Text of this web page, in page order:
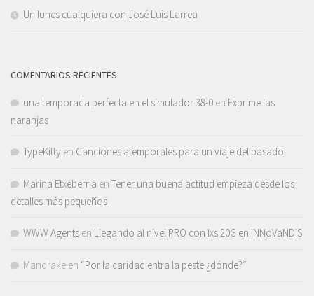
Un lunes cualquiera con José Luis Larrea
COMENTARIOS RECIENTES
una temporada perfecta en el simulador 38-0 en Exprime las
naranjas
TypeKitty en Canciones atemporales para un viaje del pasado
Marina Etxeberria en Tener una buena actitud empieza desde los
detalles más pequeños
WWW Agents en Llegando al nivel PRO con lxs 20G en iNNoVaNDiS
Mandrake en “Por la caridad entra la peste ¿dónde?”